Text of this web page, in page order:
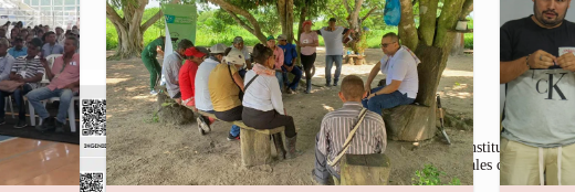
Últimas noticias
La Corte Constitucional
en redes sociales cuando se
mujeres